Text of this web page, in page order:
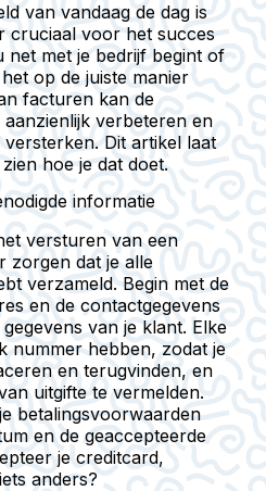
van vandaag de dag is
cruciaal voor het succes
net met je bedrijf begint of
op de juiste manier
facturen kan de
verbeteren en
Dit artikel laat
hoe je dat doet.
informatie
versturen van een
zorgen dat je alle
verzameld. Begin met de
en de contactgegevens
van je klant. Elke
nummer hebben, zodat je
en terugvinden, en
uitgifte te vermelden.
betalingsvoorwaarden
en de geaccepteerde
je creditcard,
anders?